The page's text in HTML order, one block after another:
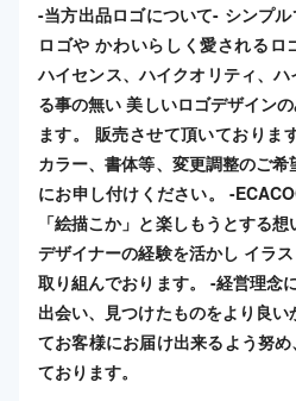
-当方出品ロゴについて- シンプ
ロゴや かわいらしく愛されるロ
ハイセンス、ハイクオリティ、
る事の無い 美しいロゴデザイン
ます。 販売させて頂いておりま
カラー、書体等、変更調整のご
にお申し付けください。 -
「絵描こか」と楽しもうとする
デザイナーの経験を活かし イラ
取り組んでおります。 -経営理念
出会い、見つけたものをより良
てお客様にお届け出来るよう努
ております。